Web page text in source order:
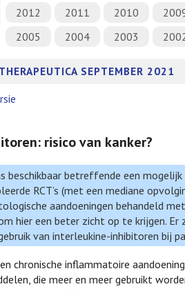
2012
2011 2010
2005
2004 2003
SEPTEMBER 2021
risico van kanker?
beschikbaar betreffende een
RCT’s (met een mediane
aandoeningen behandeld
hier een beter zicht op te krijgen.
van interleukine-inhibitoren bij
chronische inflammatoire
die meer en meer gebruikt